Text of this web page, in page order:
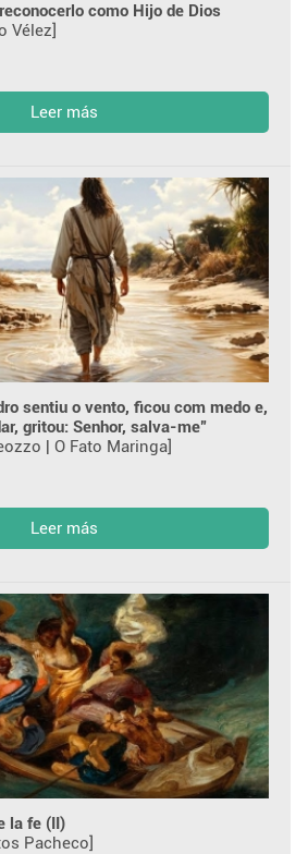
como Hijo de Dios
Vélez]
Leer más
sentiu o vento, ficou com medo e,
gritou: Senhor, salva-me”
| O Fato Maringa]
Leer más
la fe (II)
Pacheco]